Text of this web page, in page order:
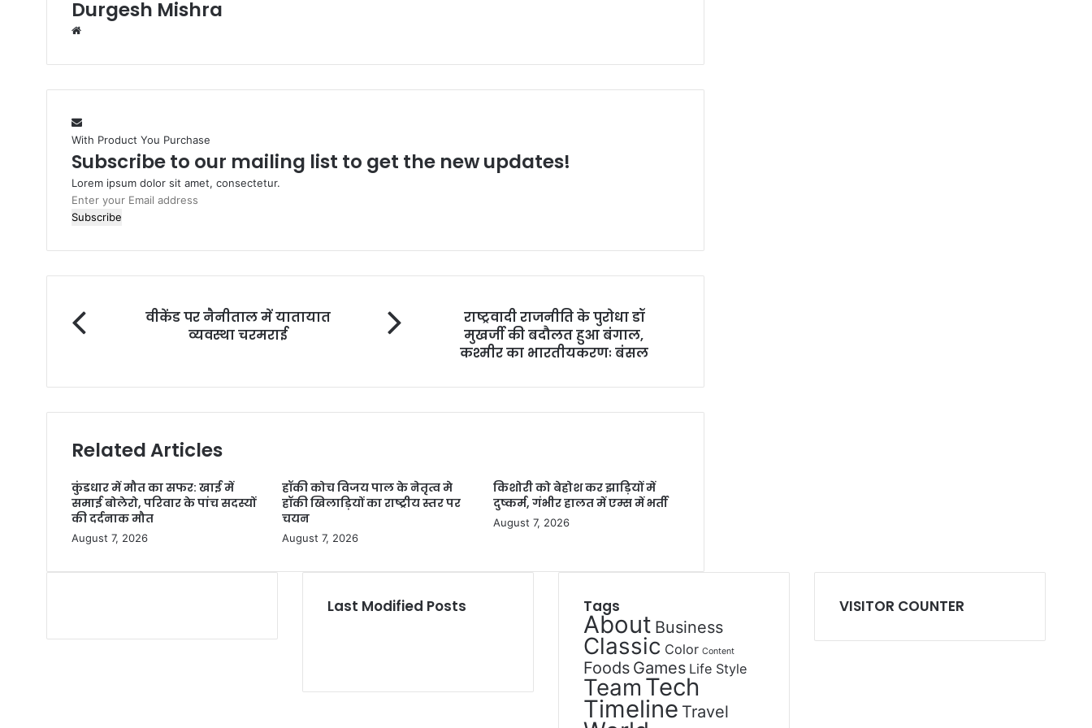
Durgesh Mishra
Website
With Product You Purchase
Subscribe to our mailing list to get the new updates!
Lorem ipsum dolor sit amet, consectetur.
Enter
your
address
वीकेंड पर नैनीताल में यातायात
व्यवस्था चरमराई
राष्ट्रवादी राजनीति के पुरोधा डॉ
मुखर्जी की बदौलत हुआ बंगाल,
कश्मीर का भारतीयकरणः बंसल
Related Articles
कुंडधार में मौत का सफर: खाई में
समाई बोलेरो, परिवार के पांच सदस्यों
की दर्दनाक मौत
August 7, 2026
हॉकी कोच विजय पाल के नेतृत्व मे
हॉकी खिलाड़ियों का राष्ट्रीय स्तर पर
चयन
August 7, 2026
किशोरी को बेहोश कर झाड़ियों में
दुष्कर्म, गंभीर हालत में एम्स में भर्ती
August 7, 2026
Last Modified Posts Tags
About Business
Classic Color Content
Foods Games Life Style
Team Tech
Timeline Travel
VISITOR COUNTER